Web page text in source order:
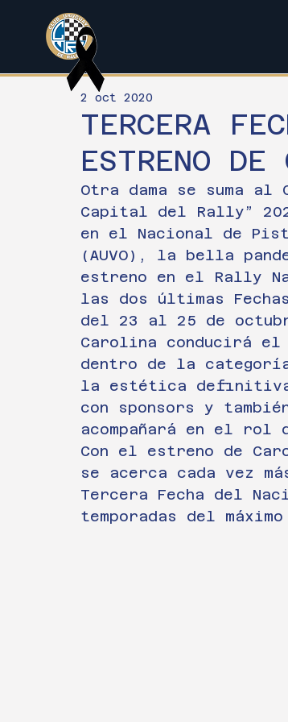
TERCERA
ESTRENO DE
2 oct 2020
Otra dama se suma al
Capital del Rally”
en el Nacional de
(AUVO), la bella
estreno en el Rally
las dos últimas
del 23 al 25 de
Carolina conducirá
dentro de la
la estética
con sponsors y
acompañará en el rol
Con el estreno de
se acerca cada vez
Tercera Fecha del
temporadas del